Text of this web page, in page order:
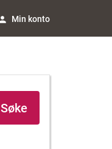
Min konto
Søke